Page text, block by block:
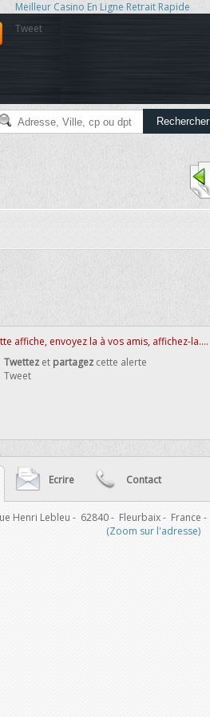
Meilleur Casino En Ligne Retrait Rapide
Tweet
Rechercher
affiche, envoyez la à vos amis, affichez-la....
Twettez et partagez cette alerte
Tweet
Ecrire Contact
Henri Lebleu - 62840- Fleurbaix- France -
(Zoom sur l'adresse)